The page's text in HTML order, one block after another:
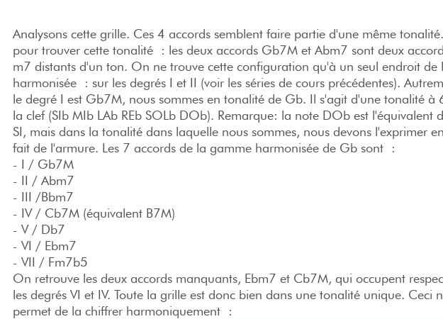
Analysons cette grille. Ces 4 accords semblent faire partie d'une même
pour trouver cette tonalité : les deux accords Gb7M et Abm7 sont deux
m7 distants d'un ton. On ne trouve cette configuration qu'à un seul endroit de
harmonisée : sur les degrés I et II (voir les séries de cours précédentes).
le degré I est Gb7M, nous sommes en tonalité de Gb. Il s'agit d'une tonalité à
la clef (SIb MIb LAb REb SOLb DOb). Remarque: la note DOb est l'équivalent
SI, mais dans la tonalité dans laquelle nous sommes, nous devons l'exprimer
fait de l'armure. Les 7 accords de la gamme harmonisée de Gb sont :
- I / Gb7M
- II / Abm7
- III /Bbm7
- IV / Cb7M (équivalent B7M)
- V / Db7
- VI / Ebm7
- VII / Fm7b5
On retrouve les deux accords manquants, Ebm7 et Cb7M, qui occupent
les degrés VI et IV. Toute la grille est donc bien dans une tonalité unique. Ceci
permet de la chiffrer harmoniquement :